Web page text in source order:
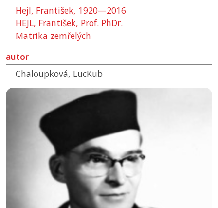
Hejl, František, 1920—2016
HEJL, František, Prof. PhDr.
Matrika zemřelých
autor
Chaloupková, LucKub